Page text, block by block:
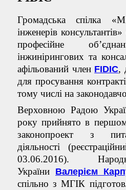
Громадська спілка
інженерів
професійне
інжинірингових та
афільований член FIDIC,
для просування
тому числі на
Верховною Радою
року прийнято в
законопроект з
діяльності
03.06.2016).
України Валерієм
спільно з МГІК